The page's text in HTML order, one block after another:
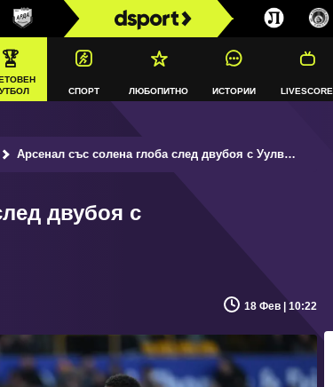
СПОРТ ЛЮБОПИТНО ИСТОРИИ LIVESCORE
Арсенал със солена глоба след двубоя с Уулвърхемптън
двубоя с
18 Фев | 10:22